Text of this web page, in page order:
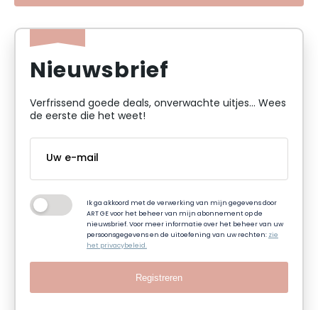
Nieuwsbrief
Verfrissend goede deals, onverwachte uitjes... Wees
de eerste die het weet!
Ik ga akkoord met de verwerking van mijn gegevens door
ART GE voor het beheer van mijn abonnement op de
nieuwsbrief. Voor meer informatie over het beheer van uw
persoonsgegevens en de uitoefening van uw rechten:zie
het privacybeleid.
Registreren